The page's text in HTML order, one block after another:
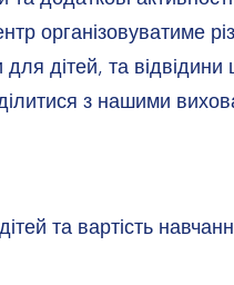
організовуватиме
для дітей, та
з нашими
та вартість